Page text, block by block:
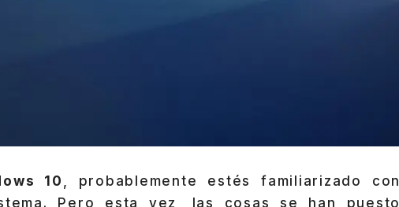
10 , probablemente estés familiarizado con
Pero esta vez, las cosas se han puesto